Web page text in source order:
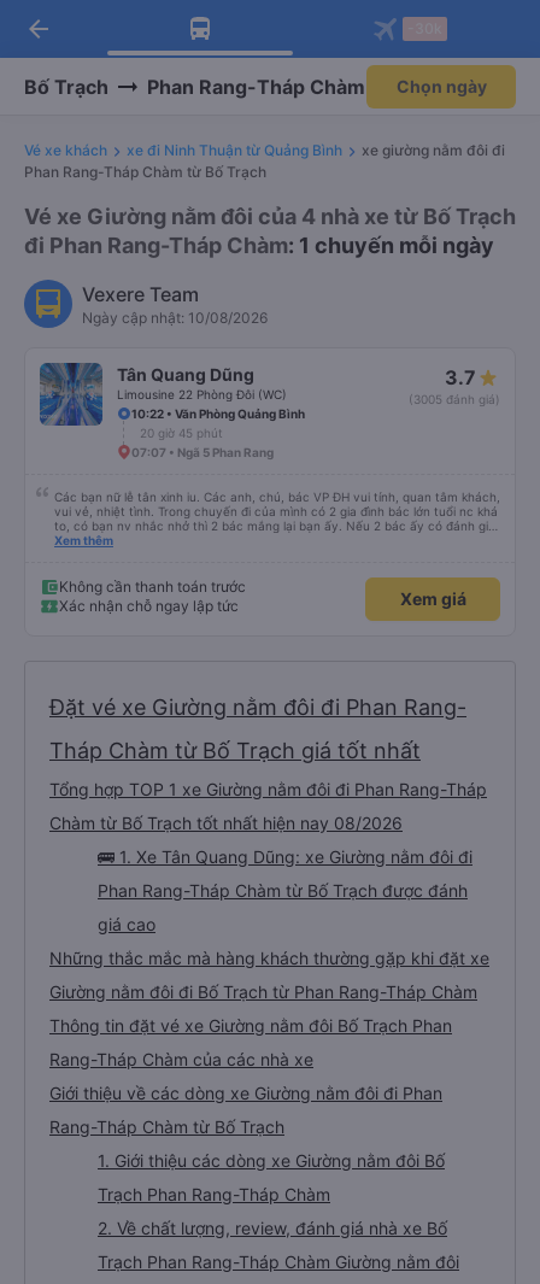
Tải app Vexere ngay!
Nhận ưu đãi thành viên độc
Mở app
Tải app Vexere
-30k/ghế khi đặt vé máy bay qua
Mở app
arrow_back
Bố Trạch Phan Rang-Tháp Chàm Chọn ngày
Vé xe khách xe đi Ninh Thuận từ Quảng Bình
xe giường nằm đôi đi
Phan Rang-Tháp Chàm từ Bố Trạch
Vé xe Giường nằm đôi của 4 nhà xe từ Bố Trạch
đi Phan Rang-Tháp Chàm: 1 chuyến mỗi ngày
Vexere Team
Ngày cập nhật: 10/08/2026
Tân Quang Dũng
Limousine 22 Phòng Đôi (WC)
3.7
(3005 đánh giá)
10:22 • Văn Phòng Quảng Bình
20 giờ 45 phút
07:07 • Ngã 5 Phan Rang
Các bạn nữ lễ tân xinh iu. Các anh, chú, bác VP ĐH vui tính, quan tâm khách,
vui vẻ, nhiệt tình. Trong chuyến đi của mình có 2 gia đình bác lớn tuổi nc khá
to, có bạn nv nhắc nhở thì 2 bác mắng lại bạn ấy. Nếu 2 bác ấy có đánh giá
xấu thì mình ngược lại nha. Bạn ấy nhắc nhở rất đúng. 2 bác nói rất to. To
bạn ấy nha. Nếu bạn ấy bị trừ thì bảo bạn ấy liên hệ sđt của mình, mình hỗ
trợ ạ. Số mình đuôi 666, chuyến ĐH-NT ngày 16/1. À các bạn nữ lễ tân xinh
iu còn đổi cho mình phòng đơn sang đôi xong còn note là (một mình) yêu
Xem thêm
Không cần thanh toán trước
Xác nhận chỗ ngay lập tức
Xem giá
Đặt vé xe Giường nằm đôi đi Phan Rang-
Tháp Chàm từ Bố Trạch giá tốt nhất
Tổng hợp TOP 1 xe Giường nằm đôi đi Phan Rang-Tháp
Chàm từ Bố Trạch tốt nhất hiện nay 08/2026
🚌 1. Xe Tân Quang Dũng: xe Giường nằm đôi đi
Phan Rang-Tháp Chàm từ Bố Trạch được đánh
giá cao
Những thắc mắc mà hàng khách thường gặp khi đặt xe
Giường nằm đôi đi Bố Trạch từ Phan Rang-Tháp Chàm
Thông tin đặt vé xe Giường nằm đôi Bố Trạch Phan
Rang-Tháp Chàm của các nhà xe
Giới thiệu về các dòng xe Giường nằm đôi đi Phan
Rang-Tháp Chàm từ Bố Trạch
1. Giới thiệu các dòng xe Giường nằm đôi Bố
Trạch Phan Rang-Tháp Chàm
2. Về chất lượng, review, đánh giá nhà xe Bố
Trạch Phan Rang-Tháp Chàm Giường nằm đôi